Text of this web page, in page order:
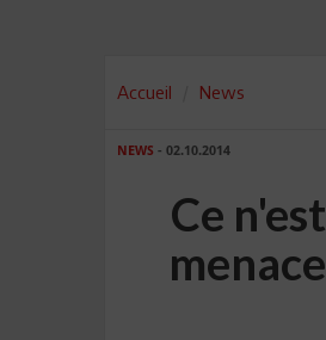
Accueil News
NEWS - 02.10.2014
Ce